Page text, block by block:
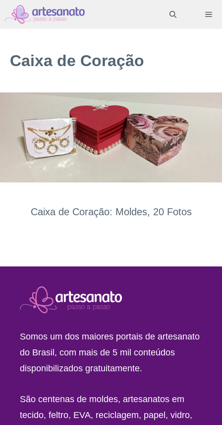
Pular
para
conteúdo
Caixa de Coração
Caixa de Coração: Moldes, 20 Fotos
Somos um dos maiores portais de artesanato
do Brasil, com mais de 5 mil conteúdos
disponibilizados gratuitamente.
São centenas de moldes, artesanatos em
tecido, feltro, EVA, reciclagem, papel, vidro,